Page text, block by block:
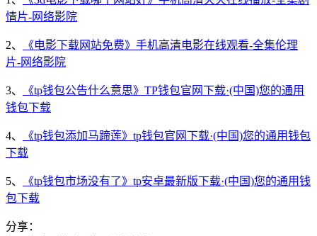
情片-网络影院
2、
《电影下载网站免费》手机高清电影在线观看-全集伦理
片-网络影院
3、
《tp钱包公告什么意思》TP钱包官网下载·(中国)您的通用
钱包下载
4、
《tp钱包添加马蹄莲》tp钱包官网下载·(中国)您的通用钱包
下载
5、
《tp钱包市场没有了》tp安卓最新版下载·(中国)您的通用钱
包下载
分享：